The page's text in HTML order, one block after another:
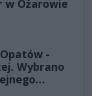
w Ożarowie
-
Wybrano